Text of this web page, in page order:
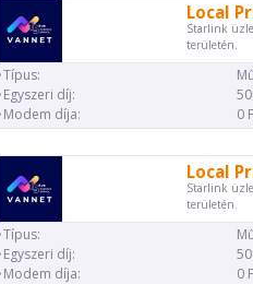
Local
Starlink
területén.
Típus:
Egyszeri díj:
Modem díja:
0
Local
Starlink
területén.
Típus:
Egyszeri díj:
Modem díja:
0